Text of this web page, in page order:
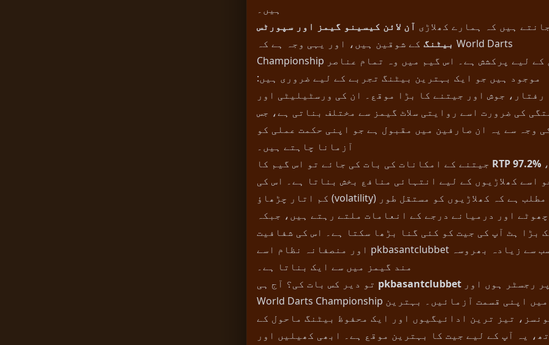
ہیں۔
ہیں کہ ہمارے کھلاڑی آن لائن کیسینو گیمز اور سپورٹس
بیٹنگ کے شوقین ہیں، اور یہی وجہ ہے کہ World Darts
Championship ان کے لیے پرکشش ہے۔ اس گیم میں وہ تمام عناصر
موجود ہیں جو ایک بہترین بیٹنگ تجربے کے لیے ضروری ہیں:
رفتار، جوش اور جیتنے کا بڑا موقع۔ ان کی ورسٹیلیٹی اور
کی ضرورت اسے روایتی سلاٹ گیمز سے مختلف بناتی ہے، جس
وجہ سے یہ ان صارفین میں مقبول ہے جو اپنی حکمت عملی کو
آزمانا چاہتے ہیں۔
RTP 97.2%
اسے کھلاڑیوں کے لیے انتہائی منافع بخش بناتا ہے۔ اس کی
کم اتار چڑھاؤ (volatility) کا مطلب ہے کہ کھلاڑیوں کو مستقل طور
چھوٹے اور درمیانے درجے کے انعامات ملتے رہتے ہیں، جبکہ
بڑا ہٹ آپ کی جیت کو کئی گنا بڑھا سکتا ہے۔ اس کی شفافیت
اور منصفانہ نظام اسے pkbasantclubbet پر سب سے زیادہ بھروسہ
مند گیمز میں سے ایک بناتا ہے۔
pkbasantclubbet
World Darts Championship میں اپنی قسمت آزمائیں۔ بہترین
تیز ترین ادائیگیوں اور ایک محفوظ بیٹنگ ماحول کے
یہ آپ کے لیے جیت کا بہترین موقع ہے۔ ابھی کھیلیں اور